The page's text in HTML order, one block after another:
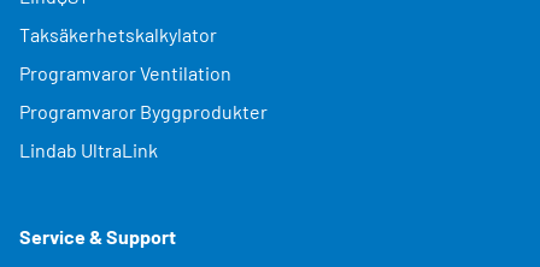
Taksäkerhetskalkylator
Programvaror Ventilation
Programvaror Byggprodukter
Lindab UltraLink
Service & Support